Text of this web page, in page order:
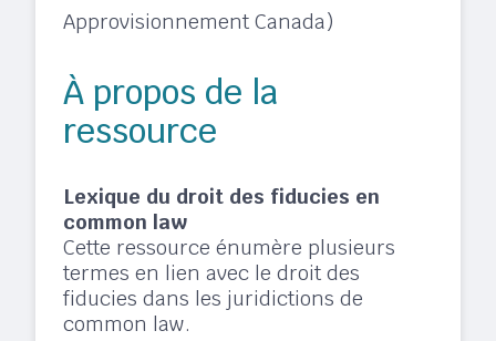
Approvisionnement Canada)
À propos de la
ressource
Lexique du droit des fiducies en
common law
Cette ressource énumère plusieurs
termes en lien avec le droit des
fiducies dans les juridictions de
common law.